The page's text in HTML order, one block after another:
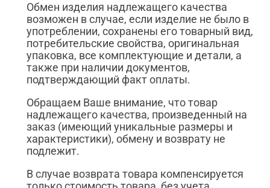
Обмен изделия надлежащего качества
возможен в случае, если изделие не было в
употреблении, сохранены его товарный вид,
потребительские свойства, оригинальная
упаковка, все комплектующие и детали, а
также при наличии документов,
подтверждающий факт оплаты.
Обращаем Ваше внимание, что товар
надлежащего качества, произведенный на
заказ (имеющий уникальные размеры и
характеристики), обмену и возврату не
подлежит.
В случае возврата товара компенсируется